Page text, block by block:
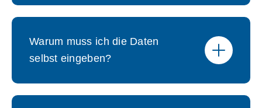
Warum muss ich die Daten
selbst eingeben?